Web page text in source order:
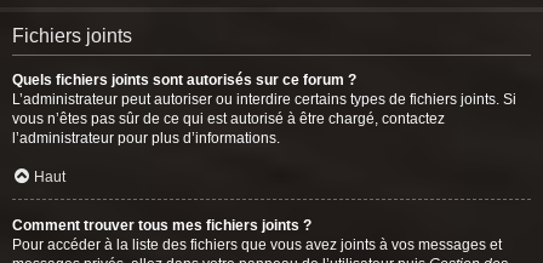
Fichiers joints
Quels fichiers joints sont autorisés sur ce forum ?
L’administrateur peut autoriser ou interdire certains types de fichiers joints. Si
vous n’êtes pas sûr de ce qui est autorisé à être chargé, contactez
l’administrateur pour plus d’informations.
Haut
Comment trouver tous mes fichiers joints ?
Pour accéder à la liste des fichiers que vous avez joints à vos messages et